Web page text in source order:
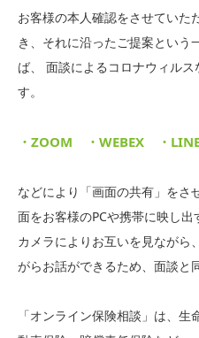
お客様の本人確認をさせていた
き、それに沿ったご提案という
ば、 面談によるコロナウィル
す。
・ZOOM ・WEBEX ・
などにより「画面の共有」をさ
面をお客様のPCや携帯に映し出
カメラによりお互いを見ながら
がらお話ができるため、面談と
「オンライン保険相談」は、